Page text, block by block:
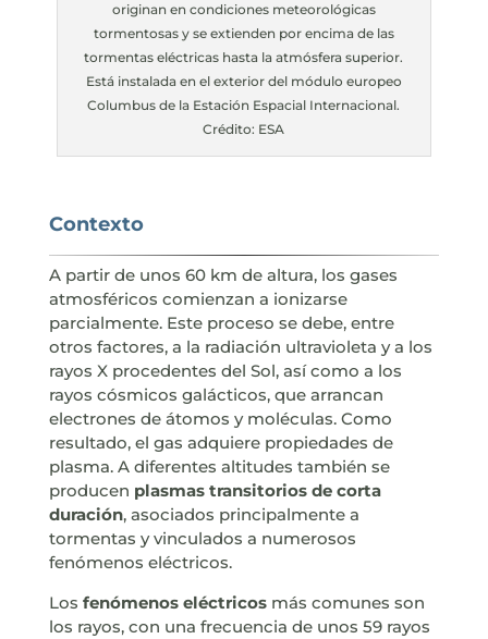
originan en condiciones meteorológicas
tormentosas y se extienden por encima de las
tormentas eléctricas hasta la atmósfera superior.
Está instalada en el exterior del módulo europeo
Columbus de la Estación Espacial Internacional.
Crédito: ESA
Contexto
A partir de unos 60 km de altura, los gases
atmosféricos comienzan a ionizarse
parcialmente. Este proceso se debe, entre
otros factores, a la radiación ultravioleta y a los
rayos X procedentes del Sol, así como a los
rayos cósmicos galácticos, que arrancan
electrones de átomos y moléculas. Como
resultado, el gas adquiere propiedades de
plasma. A diferentes altitudes también se
producen plasmas transitorios de corta
duración, asociados principalmente a
tormentas y vinculados a numerosos
fenómenos eléctricos.
Los fenómenos eléctricosmás comunes son
los rayos, con una frecuencia de unos 59 rayos